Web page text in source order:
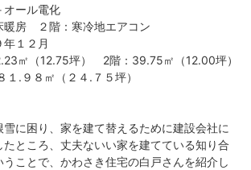
オール電化
暖房 ２階：寒冷地エアコン
１２月
㎡（12.75坪） 2階：39.75㎡（12.00坪）
㎡（２４.７５坪）
に困り、家を建て替えるために建設会社に
ところ、丈夫ないい家を建てている知り合
ことで、かわさき住宅の白戸さんを紹介し